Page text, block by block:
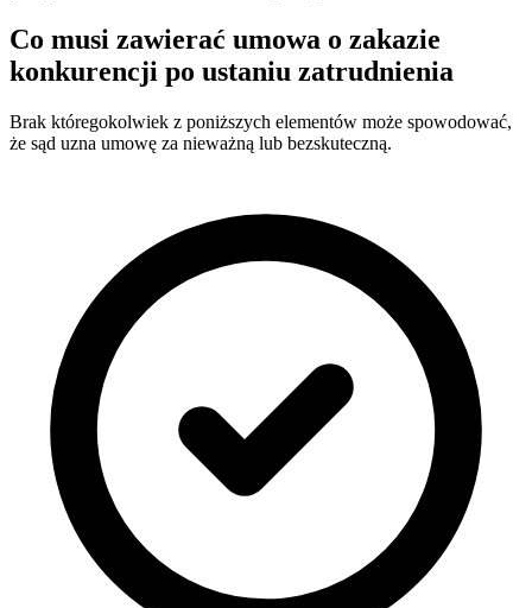
Co musi zawierać umowa o zakazie
konkurencji po ustaniu zatrudnienia
Brak któregokolwiek z poniższych elementów może spowodować,
że sąd uzna umowę za nieważną lub bezskuteczną.